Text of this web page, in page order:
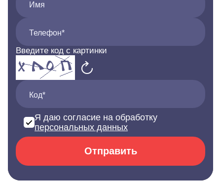
Имя
Телефон*
Введите код с картинки
Код*
Я даю согласие на обработку
персональных данных
Отправить